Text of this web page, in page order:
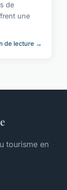
de
une
de lecture →
tourisme en